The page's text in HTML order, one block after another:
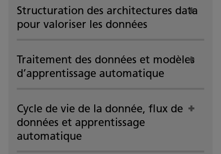
Structuration des architectures data
pour valoriser les données
Traitement des données et modèles
d’apprentissage automatique
Cycle de vie de la donnée, flux de
données et apprentissage
automatique